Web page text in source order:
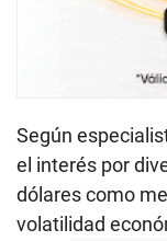
Según
el interés por
dólares como
volatilidad